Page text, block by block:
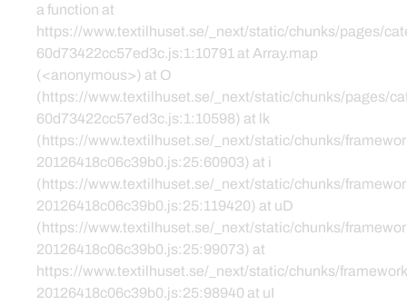
a function at
https://www.textilhuset.se/_next/static/chunks/pages/
60d73422cc57ed3c.js:1:10791 at Array.map
(<anonymous>) at O
(https://www.textilhuset.se/_next/static/chunks/pages/
60d73422cc57ed3c.js:1:10598) at lk
(https://www.textilhuset.se/_next/static/chunks/
20126418c06c39b0.js:25:60903) at i
(https://www.textilhuset.se/_next/static/chunks/
20126418c06c39b0.js:25:119420) at uD
(https://www.textilhuset.se/_next/static/chunks/
20126418c06c39b0.js:25:99073) at
https://www.textilhuset.se/_next/static/chunks/
20126418c06c39b0.js:25:98940 at uI